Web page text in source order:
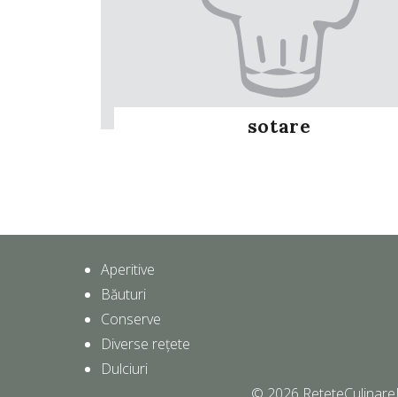
sotare
Aperitive
Băuturi
Conserve
Diverse rețete
Dulciuri